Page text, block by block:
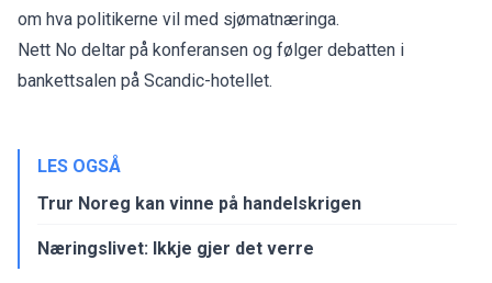
om hva politikerne vil med sjømatnæringa.
Nett No deltar på konferansen og følger debatten i
bankettsalen på Scandic-hotellet.
LES OGSÅ
Trur Noreg kan vinne på handelskrigen
Næringslivet: Ikkje gjer det verre